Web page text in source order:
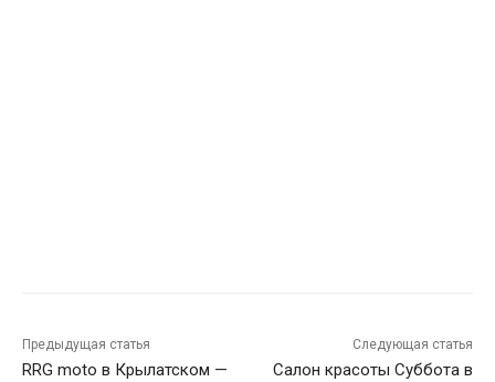
Предыдущая статья
RRG moto в Крылатском —
Следующая статья
Салон красоты Суббота в